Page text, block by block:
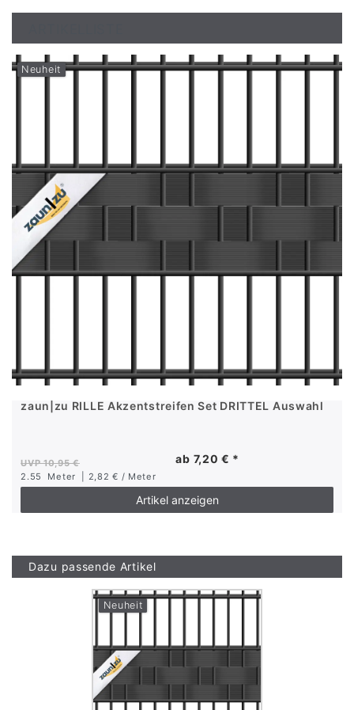
Neuheit
zaun|zu RILLE Akzentstreifen Set DRITTEL Auswahl
UVP 10,95 € ab 7,20 € *
2.55 Meter | 2,82 € / Meter
Artikel anzeigen
Dazu passende Artikel
Neuheit